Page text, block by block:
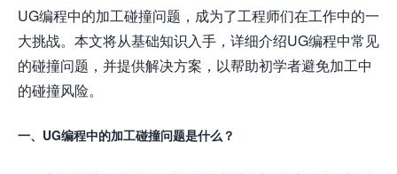
UG编程中的加工碰撞问题，成为了工程师们在工作中的一
大挑战。本文将从基础知识入手，详细介绍UG编程中常见
的碰撞问题，并提供解决方案，以帮助初学者避免加工中
的碰撞风险。
一、UG编程中的加工碰撞问题是什么？